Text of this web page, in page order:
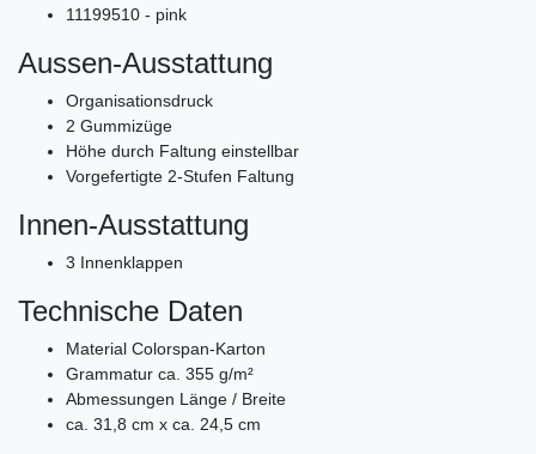
11199510 - pink
Aussen-Ausstattung
Organisationsdruck
2 Gummizüge
Höhe durch Faltung einstellbar
Vorgefertigte 2-Stufen Faltung
Innen-Ausstattung
3 Innenklappen
Technische Daten
Material Colorspan-Karton
Grammatur ca. 355 g/m²
Abmessungen Länge / Breite
ca. 31,8 cm x ca. 24,5 cm